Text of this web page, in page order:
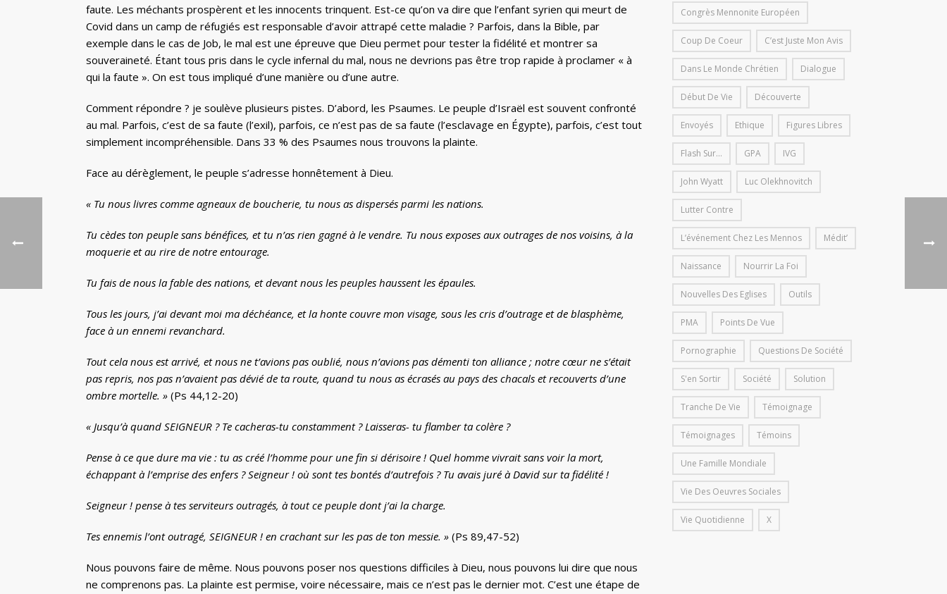
faute. Les méchants prospèrent et les innocents trinquent. Est-ce qu’on va dire que l’enfant syrien qui meurt de
Covid dans un camp de réfugiés est responsable d’avoir attrapé cette maladie ? Parfois, dans la Bible, par
exemple dans le cas de Job, le mal est une épreuve que Dieu permet pour tester la fidélité et montrer sa
souveraineté. Étant tous pris dans le cycle infernal du mal, nous ne devrions pas être trop rapide à proclamer « à
qui la faute ». On est tous impliqué d’une manière ou d’une autre.
Comment répondre ? je soulève plusieurs pistes. D’abord, les Psaumes. Le peuple d’Israël est souvent confronté
au mal. Parfois, c’est de sa faute (l’exil), parfois, ce n’est pas de sa faute (l’esclavage en Égypte), parfois, c’est tout
simplement incompréhensible. Dans 33 % des Psaumes nous trouvons la plainte.
Face au dérèglement, le peuple s’adresse honnêtement à Dieu.
« Tu nous livres comme agneaux de boucherie, tu nous as dispersés parmi les nations.
Tu cèdes ton peuple sans bénéfices, et tu n’as rien gagné à le vendre. Tu nous exposes aux outrages de nos voisins, à la
moquerie et au rire de notre entourage.
Tu fais de nous la fable des nations, et devant nous les peuples haussent les épaules.
Tous les jours, j’ai devant moi ma déchéance, et la honte couvre mon visage, sous les cris d’outrage et de blasphème,
face à un ennemi revanchard.
Tout cela nous est arrivé, et nous ne t’avions pas oublié, nous n’avions pas démenti ton alliance ; notre cœur ne s’était
pas repris, nos pas n’avaient pas dévié de ta route, quand tu nous as écrasés au pays des chacals et recouverts d’une
ombre mortelle. » (Ps 44,12-20)
« Jusqu’à quand SEIGNEUR ? Te cacheras-tu constamment ? Laisseras- tu flamber ta colère ?
Pense à ce que dure ma vie : tu as créé l’homme pour une fin si dérisoire ! Quel homme vivrait sans voir la mort,
échappant à l’emprise des enfers ? Seigneur ! où sont tes bontés d’autrefois ? Tu avais juré à David sur ta fidélité !
Seigneur ! pense à tes serviteurs outragés, à tout ce peuple dont j’ai la charge.
Tes ennemis l’ont outragé, SEIGNEUR ! en crachant sur les pas de ton messie. » (Ps 89,47-52)
Nous pouvons faire de même. Nous pouvons poser nos questions difficiles à Dieu, nous pouvons lui dire que nous
ne comprenons pas. La plainte est permise, voire nécessaire, mais ce n’est pas le dernier mot. C’est une étape de
Congrès Mennonite Européen
Coup De Coeur C’est Juste Mon Avis
Dans Le Monde Chrétien Dialogue
Début De Vie Découverte
Envoyés Ethique Figures Libres
Flash Sur... GPA IVG
John Wyatt Luc Olekhnovitch
Lutter Contre
L’événement Chez Les Mennos Médit’
Naissance Nourrir La Foi
Nouvelles Des Eglises Outils
PMA Points De Vue
Pornographie Questions De Société
S'en Sortir Société Solution
Tranche De Vie Témoignage
Témoignages Témoins
Une Famille Mondiale
Vie Des Oeuvres Sociales
Vie Quotidienne X